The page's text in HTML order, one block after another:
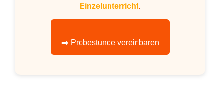
Einzelunterricht.
➡️ Probestunde vereinbaren